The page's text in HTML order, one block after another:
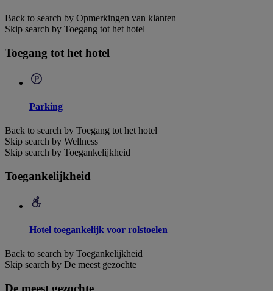
Back to search by Opmerkingen van klanten
Skip search by Toegang tot het hotel
Toegang tot het hotel
Parking
Back to search by Toegang tot het hotel
Skip search by Wellness
Skip search by Toegankelijkheid
Toegankelijkheid
Hotel toegankelijk voor rolstoelen
Back to search by Toegankelijkheid
Skip search by De meest gezochte
De meest gezochte